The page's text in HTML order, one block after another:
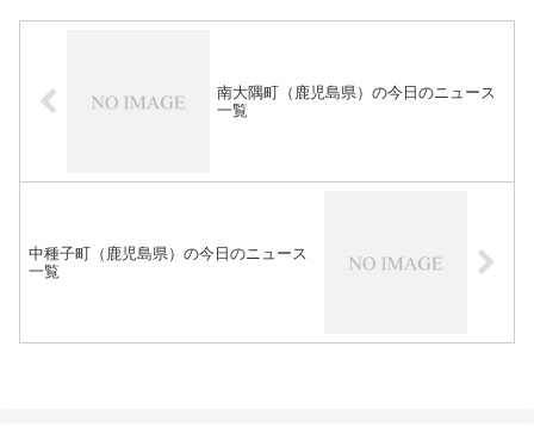
南大隅町（鹿児島県）の今日のニュース
一覧
中種子町（鹿児島県）の今日のニュース
一覧